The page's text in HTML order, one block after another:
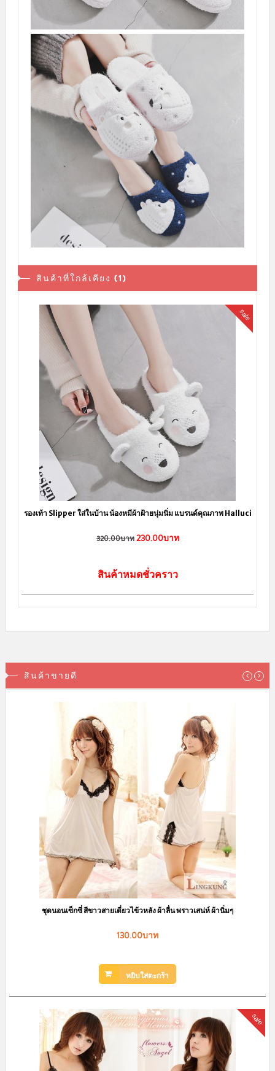
สินค้าที่ใกล้เคียง (1)
sale
รองเท้า Slipper ใส่ในบ้าน น้องหมีผ้าฝ้ายนุ่มนิ่ม แบรนด์คุณภาพ Halluci
320.00บาท 230.00บาท
สินค้าหมดชั่วคราว
สินค้าขายดี
ชุดนอนเซ็กซี่ สีขาวสายเดี่ยวไข้วหลัง ผ้าลื่น พราวเสน่ห์ ผ้านิ่มๆ
130.00บาท
หยิบใส่ตะกร้า
sale